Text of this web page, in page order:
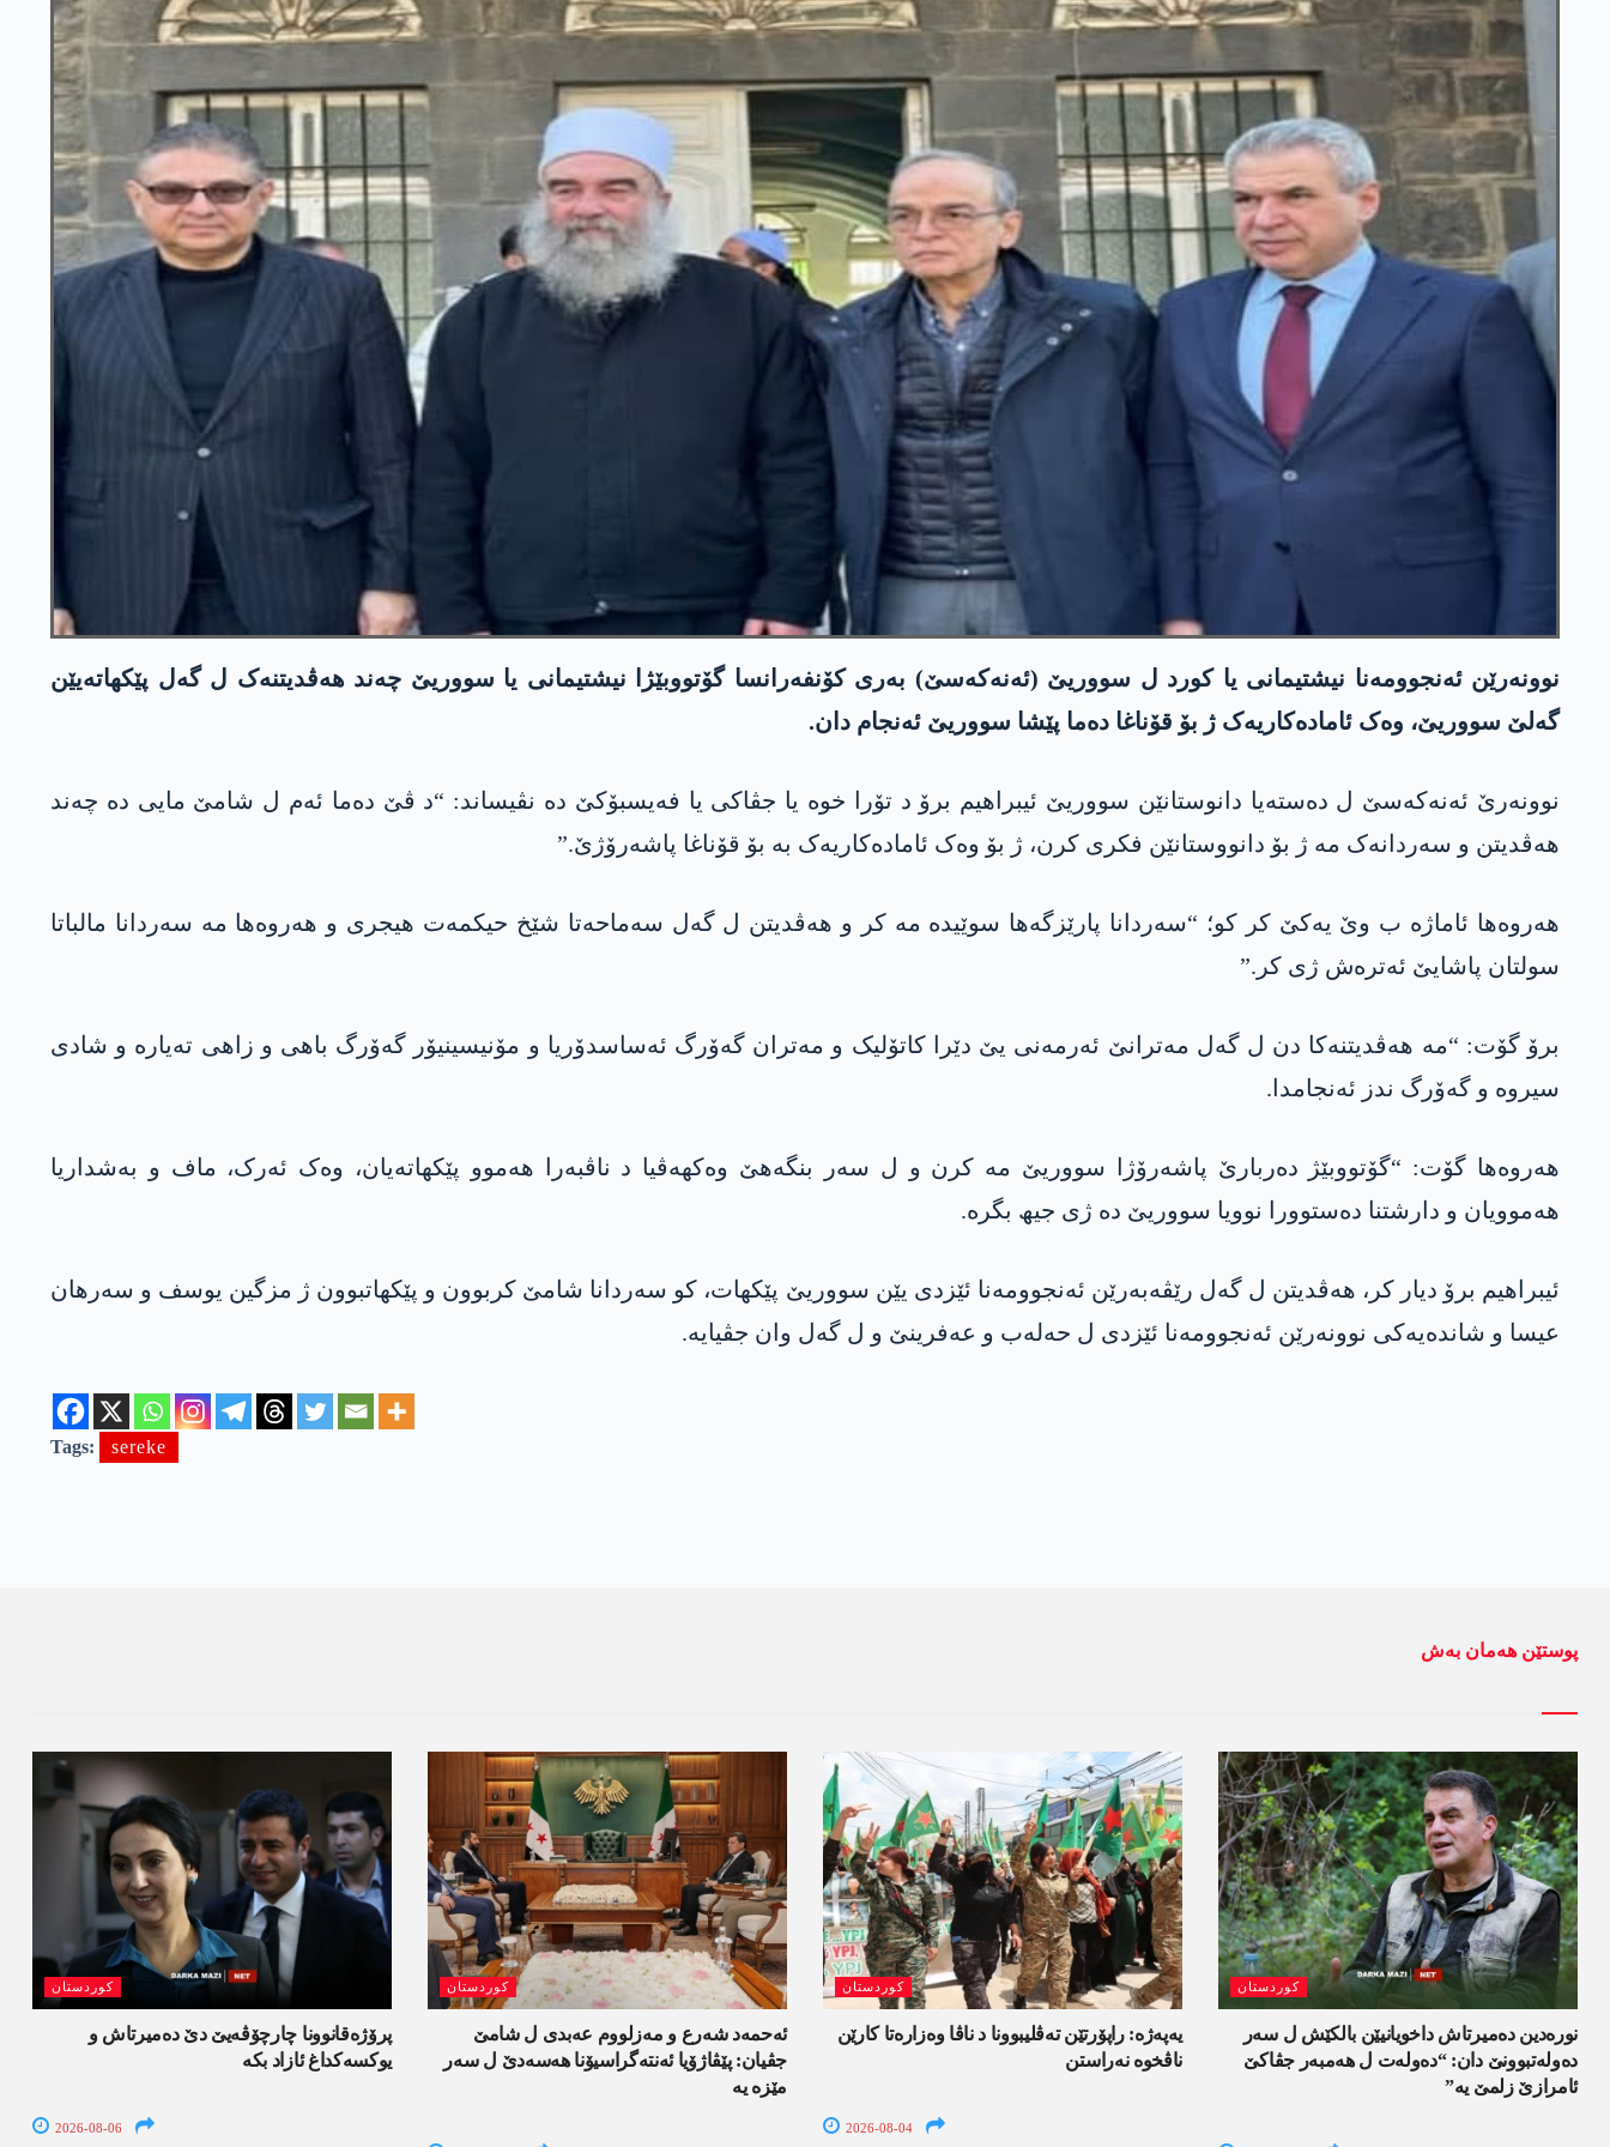
نوونەرێن ئەنجوومەنا نیشتیمانی یا کورد ل سووریێ (ئەنەکەسێ) بەری کۆنفەرانسا گۆتووبێژا نیشتیمانی یا سووریێ چەند ھەڤدیتنەک ل گەل پێکھاتەیێن
گەلێ سووریێ، وەک ئامادەکاریەک ژ بۆ قۆناغا دەما پێشا سووریێ ئەنجام دان.
نوونەرێ ئەنەکەسێ ل دەستەیا دانوستانێن سووریێ ئیبراھیم برۆ د تۆرا خوە یا جڤاکی یا فەیسبۆکێ دە نڤیساند: “د ڤێ دەما ئەم ل شامێ مایی دە چەند
ھەڤدیتن و سەردانەک مە ژ بۆ دانووستانێن فکری کرن، ژ بۆ وەک ئامادەکاریەک بە بۆ قۆناغا پاشەرۆژێ.”
ھەروەھا ئاماژە ب وێ یەکێ کر کو؛ “سەردانا پارێزگەھا سوێیدە مە کر و ھەڤدیتن ل گەل سەماحەتا شێخ حیکمەت ھیجری و ھەروەھا مە سەردانا مالباتا
سولتان پاشایێ ئەترەش ژی کر.”
برۆ گۆت: “مە ھەڤدیتنەکا دن ل گەل مەترانێ ئەرمەنی یێ دێرا کاتۆلیک و مەتران گەۆرگ ئەساسدۆریا و مۆنیسینیۆر گەۆرگ باھی و زاھی تەیارە و شادی
سیروە و گەۆرگ ندز ئەنجامدا.
ھەروەھا گۆت: “گۆتووبێژ دەربارێ پاشەرۆژا سووریێ مە کرن و ل سەر بنگەھێ وەکھەڤیا د ناڤبەرا ھەموو پێکھاتەیان، وەک ئەرک، ماف و بەشداریا
ھەموویان و دارشتنا دەستوورا نوویا سووریێ دە ژی جیھ بگرە.
ئیبراھیم برۆ دیار کر، ھەڤدیتن ل گەل رێڤەبەرێن ئەنجوومەنا ئێزدی یێن سووریێ پێکھات، کو سەردانا شامێ کربوون و پێکھاتبوون ژ مزگین یوسف و سەرھان
عیسا و شاندەیەکی نوونەرێن ئەنجوومەنا ئێزدی ل حەلەب و عەفرینێ و ل گەل وان جڤیایە.
Tags: sereke
پوستێن ھەمان بەش
کوردستان
پرۆژەقانوونا چارچۆڤەیێ دێ دەمیرتاش و
یوکسەکداغ ئازاد بکە
2026-08-06
کوردستان
ئەحمەد شەرع و مەزلووم عەبدی ل شامێ
جڤیان: پێڤاژۆیا ئەنتەگراسیۆنا ھەسەدێ ل سەر
مێزە یە
کوردستان
یەپەژە: راپۆرتێن تەڤلیبوونا د ناڤا وەزارەتا کارێن
ناڤخوە نەراستن
2026-08-04
کوردستان
نورەدین دەمیرتاش داخویانیێن بالکێش ل سەر
دەولەتبوونێ دان: “دەولەت ل ھەمبەر جڤاکێ
ئامرازێ زلمێ یە”